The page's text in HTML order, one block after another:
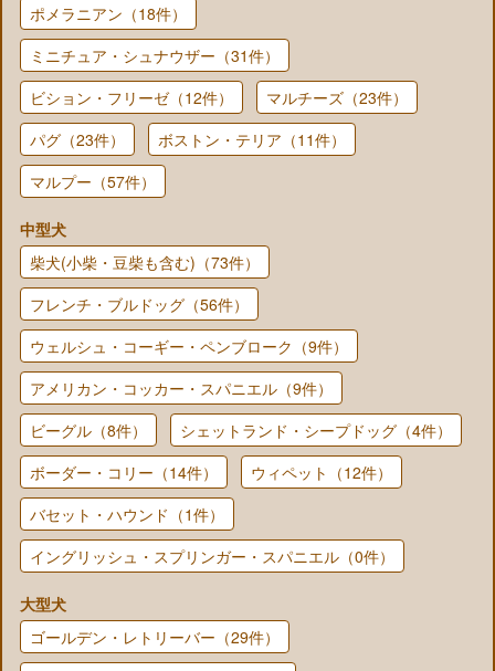
ポメラニアン（18件）
ミニチュア・シュナウザー（31件）
ビション・フリーゼ（12件）
マルチーズ（23件）
パグ（23件）
ボストン・テリア（11件）
マルプー（57件）
中型犬
柴犬(小柴・豆柴も含む)（73件）
フレンチ・ブルドッグ（56件）
ウェルシュ・コーギー・ペンブローク（9件）
アメリカン・コッカー・スパニエル（9件）
ビーグル（8件）
シェットランド・シープドッグ（4件）
ボーダー・コリー（14件）
ウィペット（12件）
バセット・ハウンド（1件）
イングリッシュ・スプリンガー・スパニエル（0件）
大型犬
ゴールデン・レトリーバー（29件）